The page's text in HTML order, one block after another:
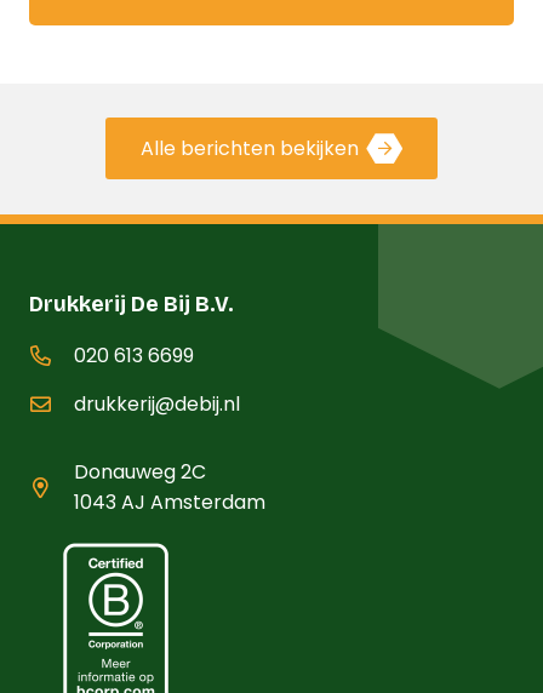
Alle berichten bekijken
Drukkerij De Bij B.V.
020 613 6699
drukkerij@debij.nl
Donauweg 2C
1043 AJ Amsterdam